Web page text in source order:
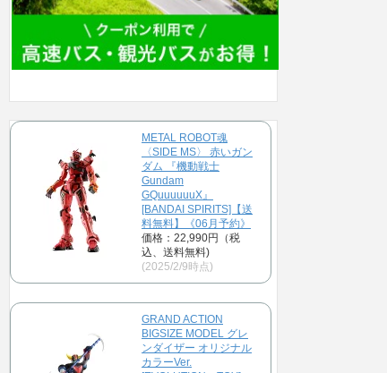
METAL ROBOT魂
〈SIDE MS〉 赤いガン
ダム 『機動戦士
Gundam
GQuuuuuuX』
[BANDAI SPIRITS]【送
料無料】《06月予約》
価格：22,990円（税
込、送料無料)
(2025/2/9時点)
GRAND ACTION
BIGSIZE MODEL グレ
ンダイザー オリジナル
カラーVer.